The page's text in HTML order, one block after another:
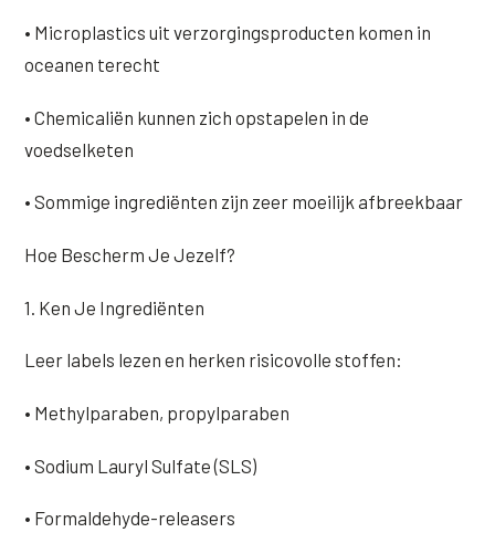
• Microplastics uit verzorgingsproducten komen in
oceanen terecht
• Chemicaliën kunnen zich opstapelen in de
voedselketen
• Sommige ingrediënten zijn zeer moeilijk afbreekbaar
Hoe Bescherm Je Jezelf?
1. Ken Je Ingrediënten
Leer labels lezen en herken risicovolle stoffen:
• Methylparaben, propylparaben
• Sodium Lauryl Sulfate (SLS)
• Formaldehyde-releasers